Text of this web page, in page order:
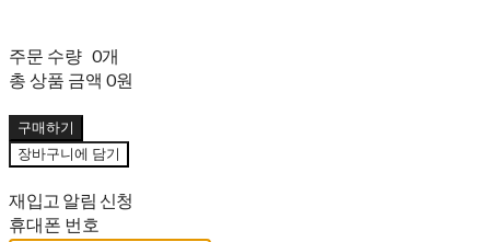
주문 수량 0개
총 상품 금액 0원
구매하기
장바구니에 담기
재입고 알림 신청
휴대폰 번호